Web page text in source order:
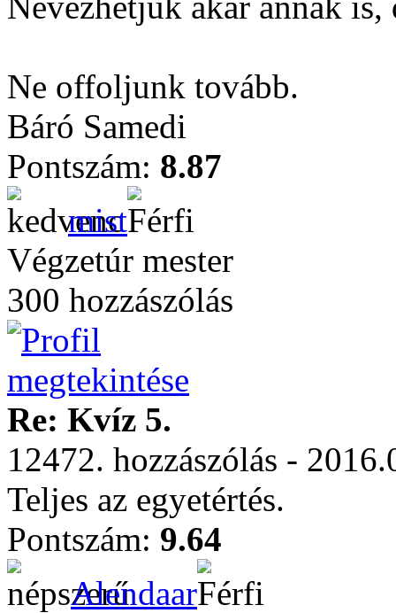
Ne offoljunk tovább.
Báró Samedi
Pontszám: 8.87
mist
Végzetúr mester
300 hozzászólás
Re: Kvíz 5.
12472. hozzászólás -
Teljes az egyetértés.
Pontszám: 9.64
Alendaar